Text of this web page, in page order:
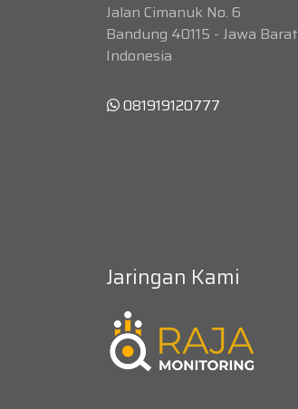
Jalan Cimanuk No. 6
Bandung 40115 - Jawa Barat
Indonesia
081919120777
Jaringan Kami